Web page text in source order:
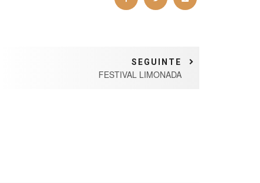
SEGUINTE
FESTIVAL LIMONADA